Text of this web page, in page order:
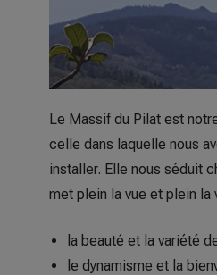
Le Massif du Pilat est
celle dans laquelle nous
installer. Elle nous séduit
met plein la vue et plein la
la beauté et la variété
le dynamisme et la